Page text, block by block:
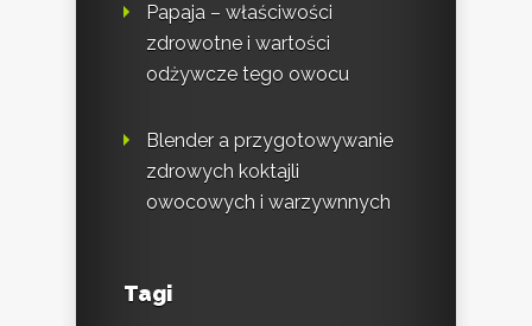
Papaja – właściwości
zdrowotne i wartości
odżywcze tego owocu
Blender a przygotowywanie
zdrowych koktajli
owocowych i warzywnnych
Tagi